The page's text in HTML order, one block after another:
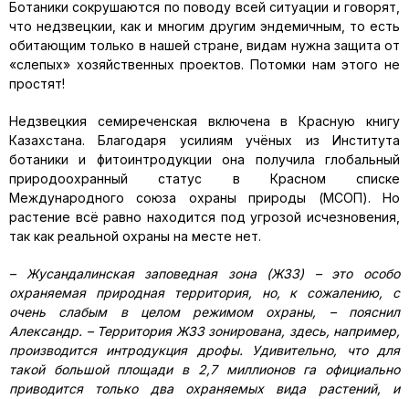
Ботаники сокрушаются по поводу всей ситуации и говорят,
что недзвецкии, как и многим другим эндемичным, то есть
обитающим только в нашей стране, видам нужна защита от
«слепых» хозяйственных проектов. Потомки нам этого не
простят!
Недзвецкия семиреченская включена в Красную книгу
Казахстана. Благодаря усилиям учёных из Института
ботаники и фитоинтродукции она получила глобальный
природоохранный статус в Красном списке
Международного союза охраны природы (МСОП). Но
растение всё равно находится под угрозой исчезновения,
так как реальной охраны на месте нет.
– Жусандалинская заповедная зона (ЖЗЗ) – это особо
охраняемая природная территория, но, к сожалению, с
очень слабым в целом режимом охраны, – пояснил
Александр. – Территория ЖЗЗ зонирована, здесь, например,
производится интродукция дрофы. Удивительно, что для
такой большой площади в 2,7 миллионов га официально
приводится только два охраняемых вида растений, и